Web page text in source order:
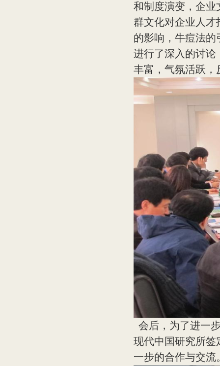
和制度演变，企业
群文化对企业人
的影响，牛痘法
进行了深入的讨论
丰富，气氛活跃，
会后，为了进一
现代中国研究所签
一步的合作与交流